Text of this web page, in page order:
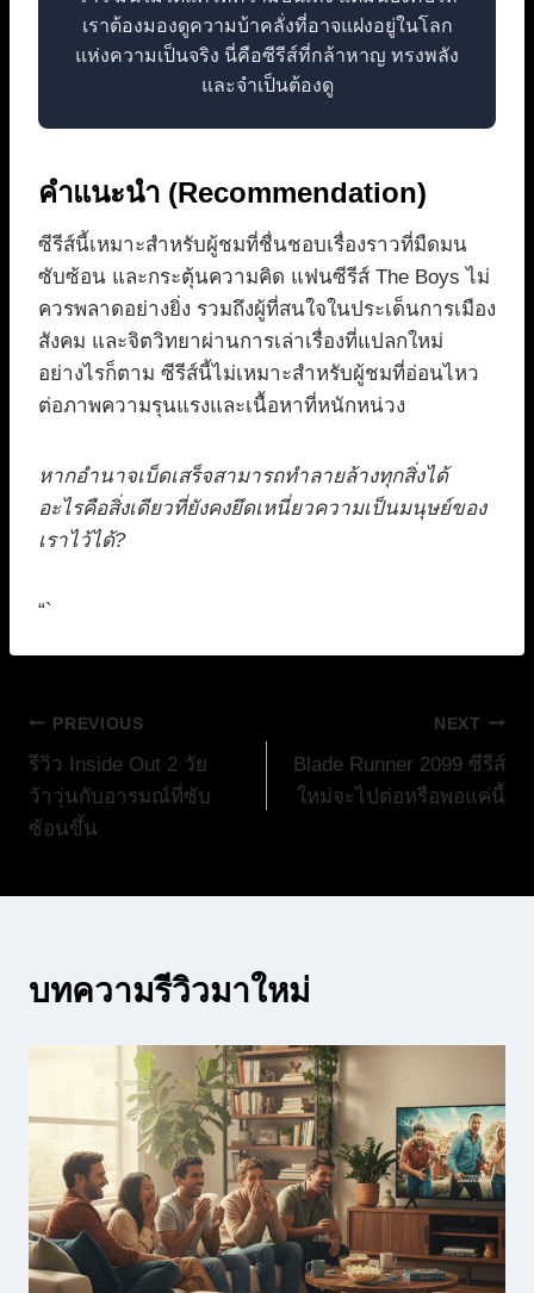
เราต้องมองดูความบ้าคลั่งที่อาจแฝงอยู่ในโลก
แห่งความเป็นจริง นี่คือซีรีส์ที่กล้าหาญ ทรงพลัง
และจำเป็นต้องดู
คำแนะนำ (Recommendation)
ซีรีส์นี้เหมาะสำหรับผู้ชมที่ชื่นชอบเรื่องราวที่มืดมน
ซับซ้อน และกระตุ้นความคิด แฟนซีรีส์ The Boys ไม่
ควรพลาดอย่างยิ่ง รวมถึงผู้ที่สนใจในประเด็นการเมือง
สังคม และจิตวิทยาผ่านการเล่าเรื่องที่แปลกใหม่
อย่างไรก็ตาม ซีรีส์นี้ไม่เหมาะสำหรับผู้ชมที่อ่อนไหว
ต่อภาพความรุนแรงและเนื้อหาที่หนักหน่วง
หากอำนาจเบ็ดเสร็จสามารถทำลายล้างทุกสิ่งได้
อะไรคือสิ่งเดียวที่ยังคงยึดเหนี่ยวความเป็นมนุษย์ของ
เราไว้ได้?
“`
แนะแนว
เรื่อง
PREVIOUS
รีวิว Inside Out 2 วัย
ว้าวุ่นกับอารมณ์ที่ซับ
ซ้อนขึ้น
NEXT
Blade Runner 2099 ซีรีส์
ใหม่จะไปต่อหรือพอแค่นี้
บทความรีวิวมาใหม่